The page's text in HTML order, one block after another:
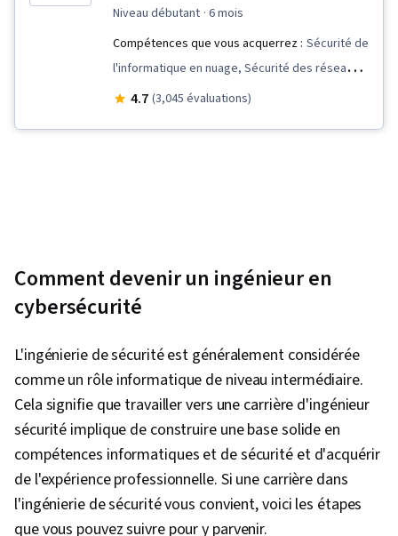
niveau débutant · 6 mois
Compétences que vous acquerrez : Sécurité de
l'informatique en nuage, Sécurité des réseaux,
Technologies de stockage des données,
de la vulnérabilité, Détection et prévention des
intrusions, Stratégie de sécurité, Gestion des
incidents de sécurité informatique,
informations et des événements de sécurité
(SIEM), Mise en réseau générale, Protocoles de
réseau, TCP/IP, Informatique en nuage, Pare-
nuage, Transformation numérique, Architecture
de l'informatique en nuage, Architecture de
l'infrastructure, Infrastructure de réseau,
4.7 (3,045 évaluations)
Comment devenir un ingénieur en
cybersécurité
L'ingénierie de sécurité est généralement considérée
comme un rôle informatique de niveau intermédiaire.
Cela signifie que travailler vers une carrière d'ingénieur
sécurité implique de construire une base solide en
compétences informatiques et de sécurité et d'acquérir
de l'expérience professionnelle. Si une carrière dans
l'ingénierie de sécurité vous convient, voici les étapes
que vous pouvez suivre pour y parvenir.